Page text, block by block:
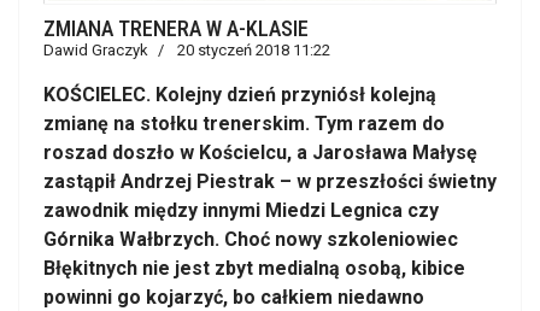
ZMIANA TRENERA W A-KLASIE
Dawid Graczyk 20 styczeń 2018 11:22
KOŚCIELEC. Kolejny dzień przyniósł kolejną
zmianę na stołku trenerskim. Tym razem do
roszad doszło w Kościelcu, a Jarosława Małysę
zastąpił Andrzej Piestrak – w przeszłości świetny
zawodnik między innymi Miedzi Legnica czy
Górnika Wałbrzych. Choć nowy szkoleniowiec
Błękitnych nie jest zbyt medialną osobą, kibice
powinni go kojarzyć, bo całkiem niedawno